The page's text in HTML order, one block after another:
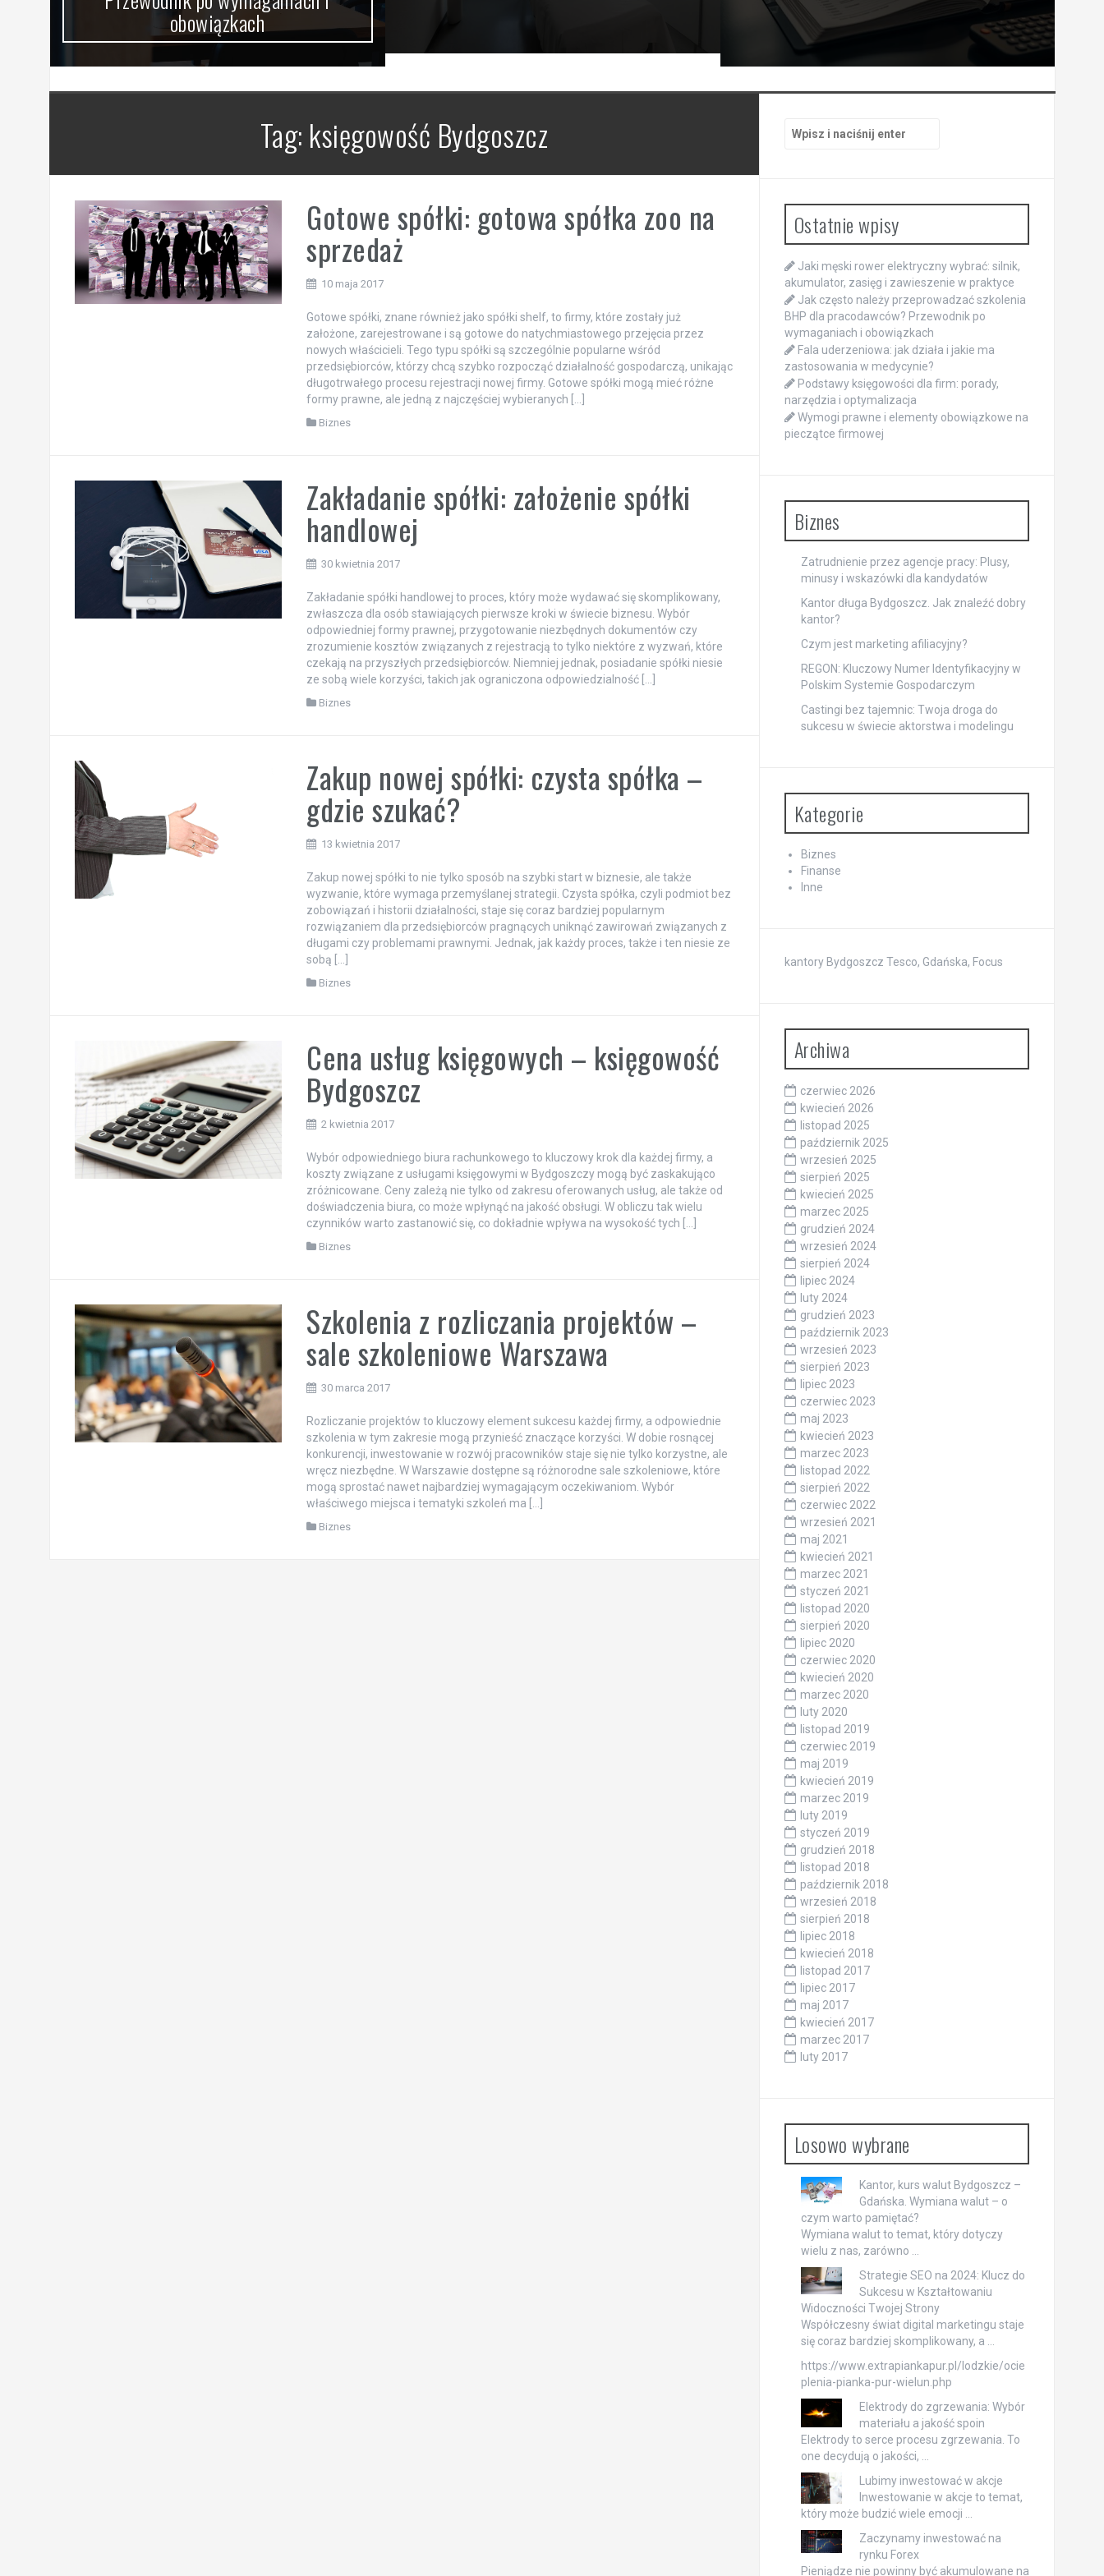
obowiązkach
Tag: księgowość Bydgoszcz
Gotowe spółki: gotowa spółka zoo na
sprzedaż
10 maja 2017
Gotowe spółki, znane również jako spółki shelf, to firmy, które zostały już
założone, zarejestrowane i są gotowe do natychmiastowego przejęcia przez
nowych właścicieli. Tego typu spółki są szczególnie popularne wśród
przedsiębiorców, którzy chcą szybko rozpocząć działalność gospodarczą, unikając
długotrwałego procesu rejestracji nowej firmy. Gotowe spółki mogą mieć różne
formy prawne, ale jedną z najczęściej wybieranych […]
Biznes
Zakładanie spółki: założenie spółki
handlowej
30 kwietnia 2017
Zakładanie spółki handlowej to proces, który może wydawać się skomplikowany,
zwłaszcza dla osób stawiających pierwsze kroki w świecie biznesu. Wybór
odpowiedniej formy prawnej, przygotowanie niezbędnych dokumentów czy
zrozumienie kosztów związanych z rejestracją to tylko niektóre z wyzwań, które
czekają na przyszłych przedsiębiorców. Niemniej jednak, posiadanie spółki niesie
ze sobą wiele korzyści, takich jak ograniczona odpowiedzialność […]
Biznes
Zakup nowej spółki: czysta spółka –
gdzie szukać?
13 kwietnia 2017
Zakup nowej spółki to nie tylko sposób na szybki start w biznesie, ale także
wyzwanie, które wymaga przemyślanej strategii. Czysta spółka, czyli podmiot bez
zobowiązań i historii działalności, staje się coraz bardziej popularnym
rozwiązaniem dla przedsiębiorców pragnących uniknąć zawirowań związanych z
długami czy problemami prawnymi. Jednak, jak każdy proces, także i ten niesie ze
sobą […]
Biznes
Cena usług księgowych – księgowość
Bydgoszcz
2 kwietnia 2017
Wybór odpowiedniego biura rachunkowego to kluczowy krok dla każdej firmy, a
koszty związane z usługami księgowymi w Bydgoszczy mogą być zaskakująco
zróżnicowane. Ceny zależą nie tylko od zakresu oferowanych usług, ale także od
doświadczenia biura, co może wpłynąć na jakość obsługi. W obliczu tak wielu
czynników warto zastanowić się, co dokładnie wpływa na wysokość tych […]
Biznes
Szkolenia z rozliczania projektów –
sale szkoleniowe Warszawa
30 marca 2017
Rozliczanie projektów to kluczowy element sukcesu każdej firmy, a odpowiednie
szkolenia w tym zakresie mogą przynieść znaczące korzyści. W dobie rosnącej
konkurencji, inwestowanie w rozwój pracowników staje się nie tylko korzystne, ale
wręcz niezbędne. W Warszawie dostępne są różnorodne sale szkoleniowe, które
mogą sprostać nawet najbardziej wymagającym oczekiwaniom. Wybór
właściwego miejsca i tematyki szkoleń ma […]
Biznes
Ostatnie wpisy
Jaki męski rower elektryczny wybrać: silnik,
akumulator, zasięg i zawieszenie w praktyce
Jak często należy przeprowadzać szkolenia
BHP dla pracodawców? Przewodnik po
wymaganiach i obowiązkach
Fala uderzeniowa: jak działa i jakie ma
zastosowania w medycynie?
Podstawy księgowości dla firm: porady,
narzędzia i optymalizacja
Wymogi prawne i elementy obowiązkowe na
pieczątce firmowej
Biznes
Zatrudnienie przez agencje pracy: Plusy,
minusy i wskazówki dla kandydatów
Kantor długa Bydgoszcz. Jak znaleźć dobry
kantor?
Czym jest marketing afiliacyjny?
REGON: Kluczowy Numer Identyfikacyjny w
Polskim Systemie Gospodarczym
Castingi bez tajemnic: Twoja droga do
sukcesu w świecie aktorstwa i modelingu
Kategorie
Biznes
Finanse
Inne
kantory Bydgoszcz Tesco, Gdańska, Focus
Archiwa
czerwiec 2026
kwiecień 2026
listopad 2025
październik 2025
wrzesień 2025
sierpień 2025
kwiecień 2025
marzec 2025
grudzień 2024
wrzesień 2024
sierpień 2024
lipiec 2024
luty 2024
grudzień 2023
październik 2023
wrzesień 2023
sierpień 2023
lipiec 2023
czerwiec 2023
maj 2023
kwiecień 2023
marzec 2023
listopad 2022
sierpień 2022
czerwiec 2022
wrzesień 2021
maj 2021
kwiecień 2021
marzec 2021
styczeń 2021
listopad 2020
sierpień 2020
lipiec 2020
czerwiec 2020
kwiecień 2020
marzec 2020
luty 2020
listopad 2019
czerwiec 2019
maj 2019
kwiecień 2019
marzec 2019
luty 2019
styczeń 2019
grudzień 2018
listopad 2018
październik 2018
wrzesień 2018
sierpień 2018
lipiec 2018
kwiecień 2018
listopad 2017
lipiec 2017
maj 2017
kwiecień 2017
marzec 2017
luty 2017
Losowo wybrane
Kantor, kurs walut Bydgoszcz –
Gdańska. Wymiana walut – o
czym warto pamiętać?
Wymiana walut to temat, który dotyczy
wielu z nas, zarówno …
Strategie SEO na 2024: Klucz do
Sukcesu w Kształtowaniu
Widoczności Twojej Strony
Współczesny świat digital marketingu staje
się coraz bardziej skomplikowany, a …
https://www.extrapiankapur.pl/lodzkie/ocie
plenia-pianka-pur-wielun.php
Elektrody do zgrzewania: Wybór
materiału a jakość spoin
Elektrody to serce procesu zgrzewania. To
one decydują o jakości, …
Lubimy inwestować w akcje
Inwestowanie w akcje to temat,
który może budzić wiele emocji …
Zaczynamy inwestować na
rynku Forex
Pieniądze nie powinny być akumulowane na